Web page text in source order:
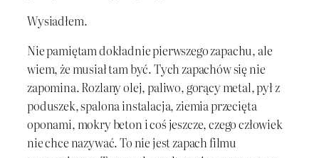
Wysiadłem.
Nie pamiętam dokładnie pierwszego zapachu, ale
wiem, że musiał tam być. Tych zapachów się nie
zapomina. Rozlany olej, paliwo, gorący metal, pył z
poduszek, spalona instalacja, ziemia przecięta
oponami, mokry beton i coś jeszcze, czego człowiek
nie chce nazywać. To nie jest zapach filmu